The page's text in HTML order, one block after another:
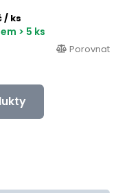
/ ks
> 5 ks
Porovnat